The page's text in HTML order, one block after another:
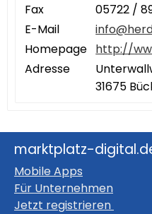
Fax
05722 /
E-Mail
Homepage http://
Adresse
31675
marktplatz-
Mobile Apps
Für Unternehmen
Jetzt registrieren